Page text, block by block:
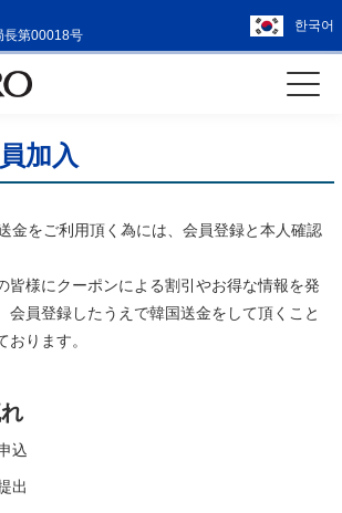
長第00018号
한국어
加入
金をご利用頂く為には、会員登録と本人確認
皆様にクーポンによる割引やお得な情報を発
会員登録したうえで韓国送金をして頂くこと
ります。
込
出